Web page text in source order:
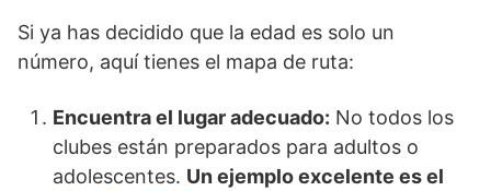
Si ya has decidido que la edad es solo un
número, aquí tienes el mapa de ruta:
Encuentra el lugar adecuado: No todos los
clubes están preparados para adultos o
adolescentes. Un ejemplo excelente es el